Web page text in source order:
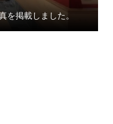
を掲載しました。